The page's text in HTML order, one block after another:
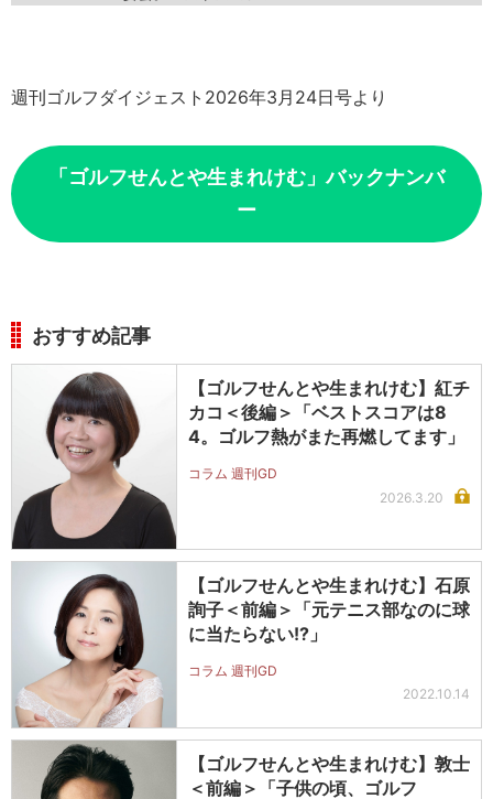
週刊ゴルフダイジェスト2026年3月24日号より
「ゴルフせんとや生まれけむ」バックナンバ
ー
おすすめ記事
【ゴルフせんとや生まれけむ】紅チ
カコ＜後編＞「ベストスコアは8
4。ゴルフ熱がまた再燃してます」
コラム 週刊GD
2026.3.20
【ゴルフせんとや生まれけむ】石原
詢子＜前編＞「元テニス部なのに球
に当たらない!?」
コラム 週刊GD
2022.10.14
【ゴルフせんとや生まれけむ】敦士
＜前編＞「子供の頃、ゴルフ